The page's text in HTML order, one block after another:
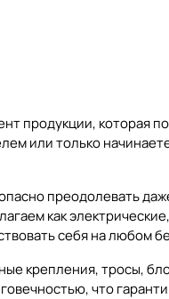
продукции, которая
или только
преодолевать
как
себя на любом
крепления, тросы,
что